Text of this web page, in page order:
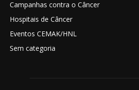
Campanhas contra o Câncer
Hospitais de Câncer
Eventos CEMAK/HNL
Sem categoria